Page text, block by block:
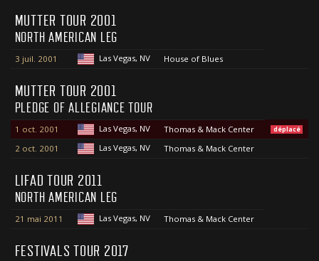
MUTTER TOUR 2001
NORTH AMERICAN LEG
3 juil. 2001 Las Vegas, NV House of Blues
MUTTER TOUR 2001
PLEDGE OF ALLEGIANCE TOUR
1 oct. 2001 Las Vegas, NV Thomas & Mack Center déplacé
2 oct. 2001 Las Vegas, NV Thomas & Mack Center
LIFAD TOUR 2011
NORTH AMERICAN LEG
21 mai 2011 Las Vegas, NV Thomas & Mack Center
FESTIVALS TOUR 2017